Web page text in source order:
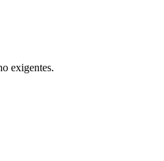
exigentes.